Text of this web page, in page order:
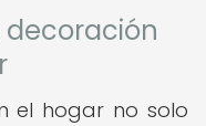
el hogar no solo